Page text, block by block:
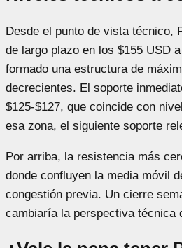
Desde el punto de vista técnico,
de largo plazo en los $155 USD
formado una estructura de
decrecientes. El soporte
$125-$127, que coincide con
esa zona, el siguiente soporte
Por arriba, la resistencia más
donde confluyen la media móvil
congestión previa. Un cierre
cambiaría la perspectiva técnica